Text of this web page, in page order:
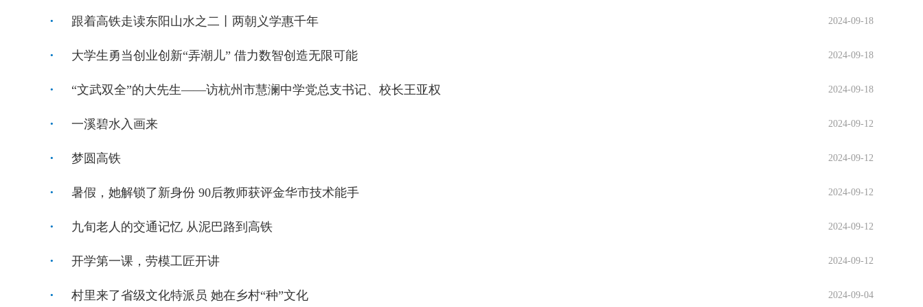
2024-09-18
跟着高铁走读东阳山水之二丨两朝义学惠千年
2024-09-18
大学生勇当创业创新“弄潮儿” 借力数智创造无限可能
2024-09-18
“文武双全”的大先生——访杭州市慧澜中学党总支书记、校长王亚权
2024-09-12
一溪碧水入画来
2024-09-12
梦圆高铁
2024-09-12
暑假，她解锁了新身份 90后教师获评金华市技术能手
2024-09-12
九旬老人的交通记忆 从泥巴路到高铁
2024-09-12
开学第一课，劳模工匠开讲
2024-09-04
村里来了省级文化特派员 她在乡村“种”文化